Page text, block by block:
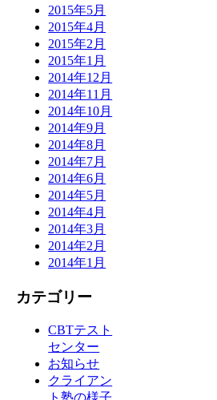
2015年5月
2015年4月
2015年2月
2015年1月
2014年12月
2014年11月
2014年10月
2014年9月
2014年8月
2014年7月
2014年6月
2014年5月
2014年4月
2014年3月
2014年2月
2014年1月
カテゴリー
CBTテスト
センター
お知らせ
クライアン